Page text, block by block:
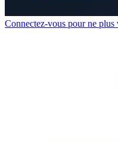
Connectez-vous pour ne plus